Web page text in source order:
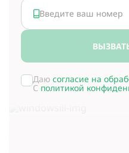
Даю согласие на
С политикой